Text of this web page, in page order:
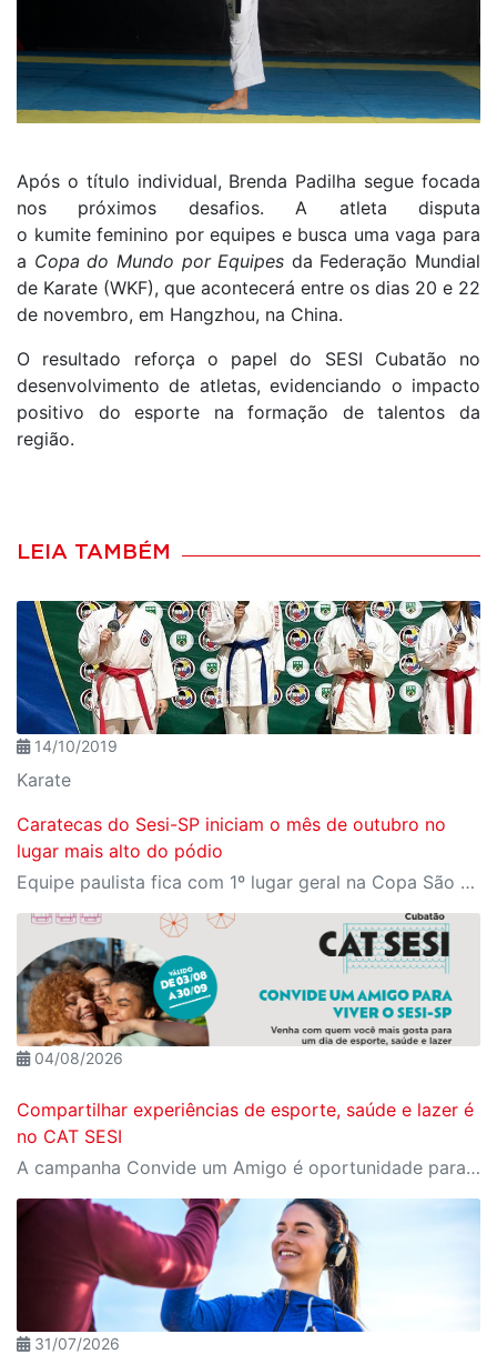
Após o título individual, Brenda Padilha segue focada
nos próximos desafios. A atleta disputa
o kumite feminino por equipes e busca uma vaga para
a Copa do Mundo por Equipes da Federação Mundial
de Karate (WKF), que acontecerá entre os dias 20 e 22
de novembro, em Hangzhou, na China.
O resultado reforça o papel do SESI Cubatão no
desenvolvimento de atletas, evidenciando o impacto
positivo do esporte na formação de talentos da
região.
LEIA TAMBÉM
14/10/2019
Karate
Caratecas do Sesi-SP iniciam o mês de outubro no
lugar mais alto do pódio
Equipe paulista fica com 1º lugar geral na Copa São Paulo enquanto Brenda Pereira fica com título no Campeonato Brasileiro
04/08/2026
Compartilhar experiências de esporte, saúde e lazer é
no CAT SESI
A campanha Convide um Amigo é oportunidade para reunir amigos para aproveitar juntos toda estrutura da unidade SESI-SP mais próxima. Os benefícios para clientes e convidados estão no regulamento.
31/07/2026